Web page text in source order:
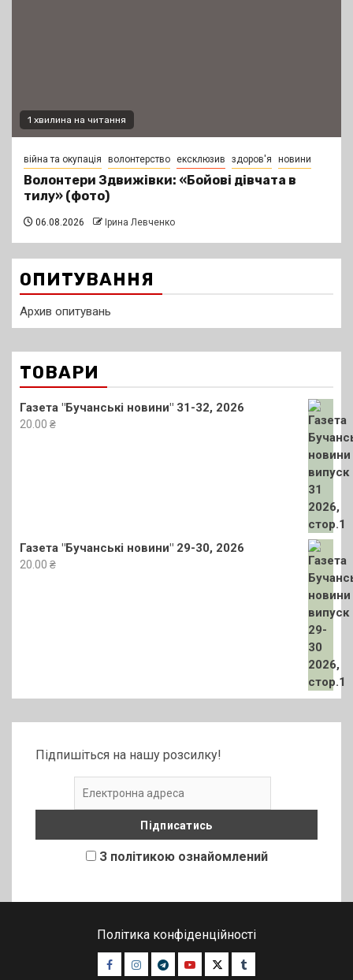
1 хвилина на читання
війна та окупація волонтерство ексклюзив здоров'я новини
Волонтери Здвижівки: «Бойові дівчата в
тилу» (фото)
06.08.2026 Ірина Левченко
ОПИТУВАННЯ
Архив опитувань
ТОВАРИ
Газета "Бучанські новини" 31-32, 2026
20.00 ₴
Газета "Бучанські новини" 29-30, 2026
20.00 ₴
Підпишіться на нашу розсилку!
З політикою ознайомлений
Політика конфіденційності
Facebook
Instagram
TelegramYoutubeTwitterTumblr